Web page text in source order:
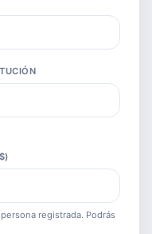
registrada. Podrás